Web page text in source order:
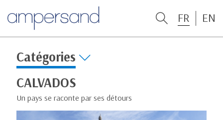
FR EN
Catégories
CALVADOS
Un pays se raconte par ses détours